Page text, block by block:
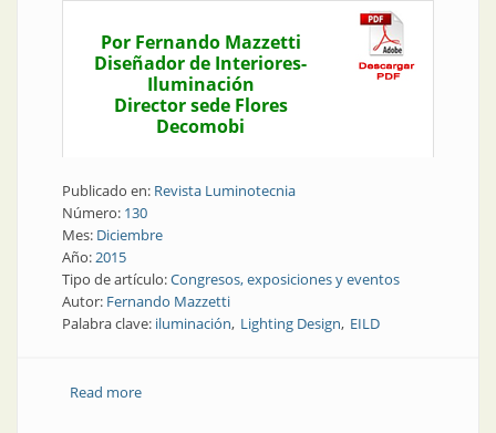
Por Fernando Mazzetti
Diseñador de Interiores-
Iluminación
Director sede Flores
Decomobi
Publicado en: Revista Luminotecnia
Número: 130
Mes: Diciembre
Año:2015
Tipo de artículo:Congresos, exposiciones y eventos
Autor: Fernando Mazzetti
Palabra clave: iluminación Lighting Design EILD
Read moreabout Congresos y Exposiciones | Encuentro